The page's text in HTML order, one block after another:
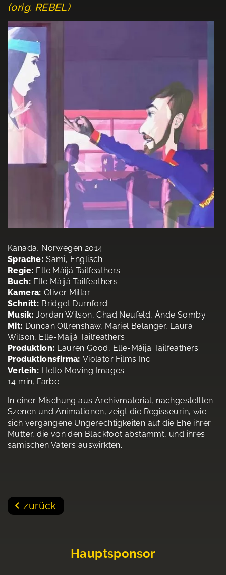
(orig. REBEL)
Kanada, Norwegen 2014
Sprache: Sami, Englisch
Regie: Elle Máijá Tailfeathers
Buch: Elle Máijá Tailfeathers
Kamera: Oliver Millar
Schnitt: Bridget Durnford
Musik: Jordan Wilson, Chad Neufeld, Ánde Somby
Mit: Duncan Ollrenshaw, Mariel Belanger, Laura
Wilson, Elle-Máijá Tailfeathers
Produktion: Lauren Good, Elle-Máijá Tailfeathers
Produktionsfirma: Violator Films Inc
Verleih: Hello Moving Images
14 min, Farbe
In einer Mischung aus Archivmaterial, nachgestellten
Szenen und Animationen, zeigt die Regisseurin, wie
sich vergangene Ungerechtigkeiten auf die Ehe ihrer
Mutter, die von den Blackfoot abstammt, und ihres
samischen Vaters auswirkten.
zurück
Hauptsponsor